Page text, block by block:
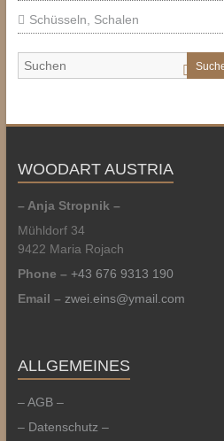
Schüsseln, Schalen
WOODART AUSTRIA
– Anja Stropnik –
Mühldorf 34
9422 Maria Rojach
Phone – +43 676 9313 190
Email – zwei.eins@ymail.com
ALLGEMEINES
– AGB –
– Datenschutz –